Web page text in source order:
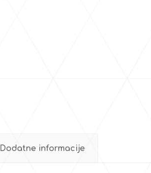
Dodatne informacije